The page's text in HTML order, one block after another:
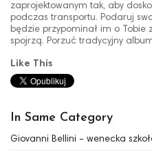
zaprojektowanym tak, aby
podczas transportu. Podaruj
będzie przypominał im o
spojrzą. Porzuć tradycyjny
Like This
In Same Category
Giovanni Bellini - wenecka